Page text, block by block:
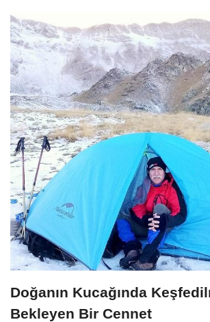
Doğanın Kucağında
Bekleyen Bir Cennet